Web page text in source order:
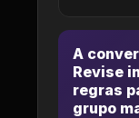
A
Revise
regras
grupo